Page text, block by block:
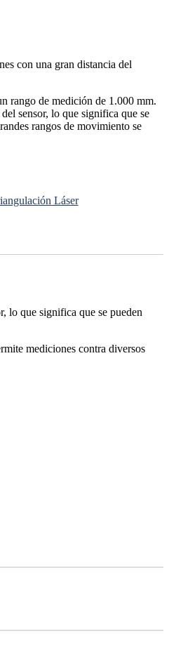
con una gran distancia del
rango de medición de 1.000 mm.
sensor, lo que significa que se
rangos de movimiento se
Láser
lo que significa que se pueden
mediciones contra diversos